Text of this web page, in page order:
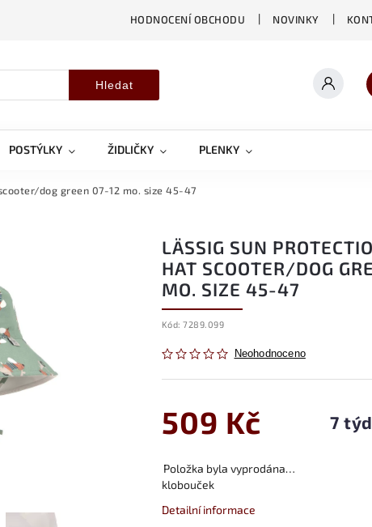
HODNOCENÍ OBCHODU NOVINKY
Hledat
POSTÝLKY ŽIDLIČKY PLENKY CHOVATELSKÉ
dog green 07-12 mo. size 45-47
LÄSSIG SUN
HAT SCOOTER/DOG
MO. SIZE 45-47
Kód: 7289.099
Neohodnoceno
509 Kč 7
Položka byla vyprodána…
klobouček
Detailní informace